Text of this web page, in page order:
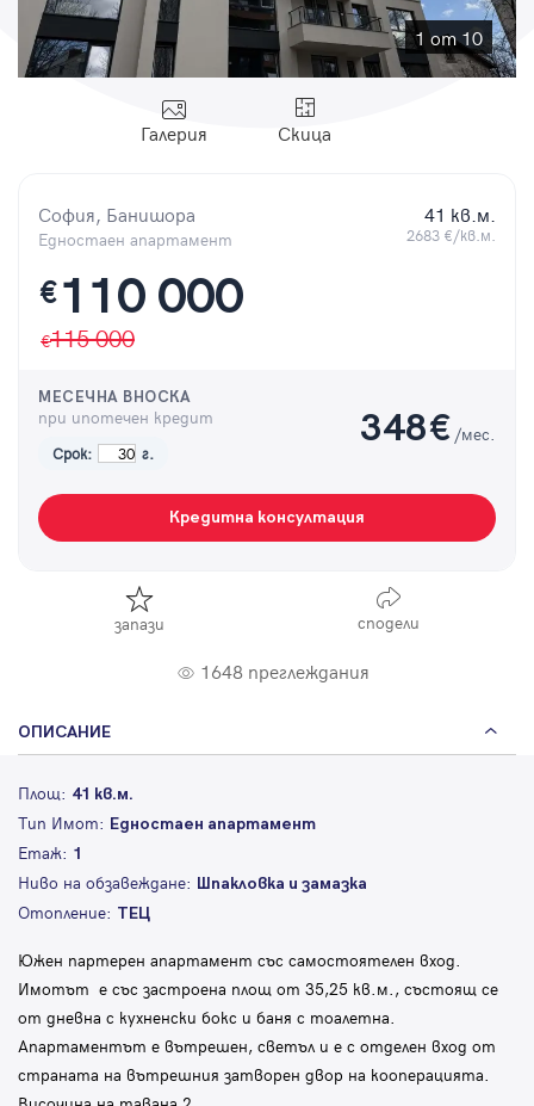
1 от 10
Галерия Скица
София, Банишора
Едностаен апартамент
41 кв.м.
2683 €/кв.м.
€110 000
115 000
МЕСЕЧНА ВНОСКА
при ипотечен кредит
Срок: г.
348€ /мес.
Кредитна консултация
запази сподели
1648 преглеждания
ОПИСАНИЕ
Площ: 41 кв.м.
Тип Имот: Едностаен апартамент
Етаж: 1
Ниво на обзавеждане: Шпакловка и замазка
Отопление: ТЕЦ
Южен партерен апартамент със самостоятелен вход.
Имотът е със застроена площ от 35,25 кв.м., състоящ се
от дневна с кухненски бокс и баня с тоалетна.
Апартаментът е вътрешен, светъл и е с отделен вход от
страната на вътрешния затворен двор на кооперацията.
Парола
Забравена парола
Регистрация